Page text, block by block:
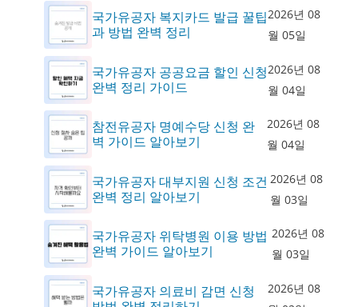
국가유공자 복지카드 발급 꿀팁
과 방법 완벽 정리
2026년 08
월 05일
국가유공자 공공요금 할인 신청
완벽 정리 가이드
2026년 08
월 04일
참전유공자 명예수당 신청 완
벽 가이드 알아보기
2026년 08
월 04일
국가유공자 대부지원 신청 조건
완벽 정리 알아보기
2026년 08
월 03일
국가유공자 위탁병원 이용 방법
완벽 가이드 알아보기
2026년 08
월 03일
국가유공자 의료비 감면 신청
2026년 08